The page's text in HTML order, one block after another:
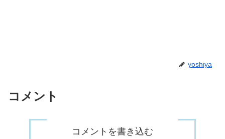
yoshiya
コメント
コメントを書き込む